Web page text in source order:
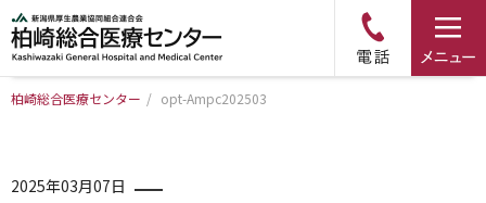
病院について
柏崎総合医療センター / opt-Ampc202503
2025年03月07日